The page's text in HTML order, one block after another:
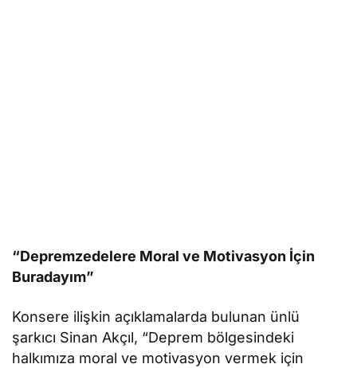
“Depremzedelere Moral ve Motivasyon İçin
Buradayım”
Konsere ilişkin açıklamalarda bulunan ünlü
şarkıcı Sinan Akçıl, “Deprem bölgesindeki
halkımıza moral ve motivasyon vermek için